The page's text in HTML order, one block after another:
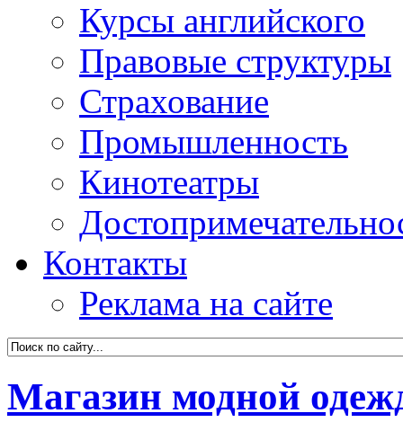
Курсы английского
Правовые структуры
Страхование
Промышленность
Кинотеатры
Контакты
Реклама на сайте
Магазин модной